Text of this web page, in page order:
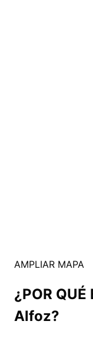
AMPLIAR MAPA
¿POR QUÉ
Alfoz?